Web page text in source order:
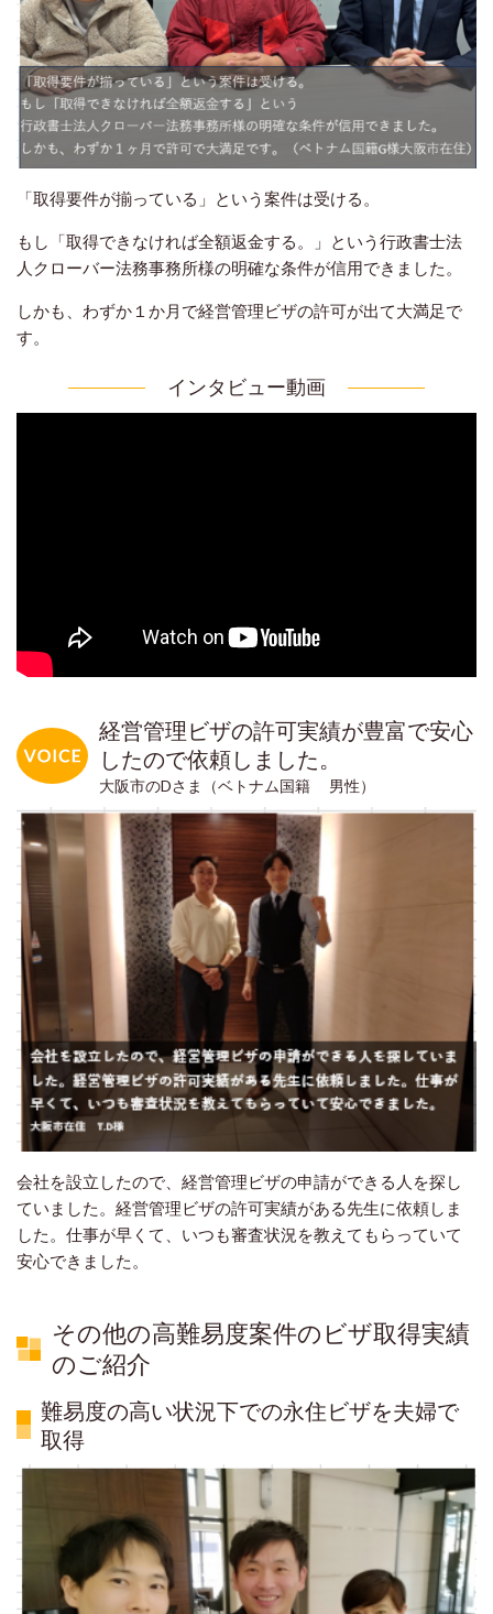
「取得要件が揃っている」という案件は受ける。
もし「取得できなければ全額返金する。」という行政書士法
人クローバー法務事務所様の明確な条件が信用できました。
しかも、わずか１か月で経営管理ビザの許可が出て大満足で
す。
インタビュー動画
経営管理ビザの許可実績が豊富で安心
したので依頼しました。
大阪市のDさま（ベトナム国籍 男性）
会社を設立したので、経営管理ビザの申請ができる人を探し
ていました。経営管理ビザの許可実績がある先生に依頼しま
した。仕事が早くて、いつも審査状況を教えてもらっていて
安心できました。
その他の高難易度案件のビザ取得実績
のご紹介
難易度の高い状況下での永住ビザを夫婦で
取得